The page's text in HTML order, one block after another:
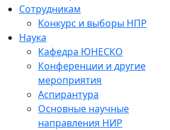
Сотрудникам
Конкурс и выборы НПР
Наука
Кафедра ЮНЕСКО
Конференции и другие
мероприятия
Аспирантура
Основные научные
направления НИР